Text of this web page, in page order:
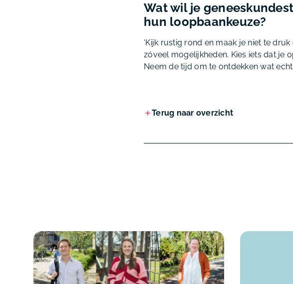
Wat wil je
hun loopbaankeuze?
‘Kijk rustig rond en maak je niet te
zóveel mogelijkheden. Kies iets dat je
Neem de tijd om te ontdekken wat echt
Terug naar overzicht